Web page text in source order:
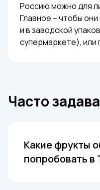
Россию можно для
Главное – чтобы
и в заводской
супермаркете),
Часто
Какие фрукты
попробовать в